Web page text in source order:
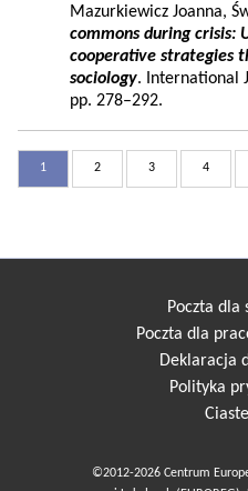
Mazurkiewicz Joanna,
commons during crisis:
cooperative strategies
sociology. International
pp. 278–292.
1 2 3 4
Poczta dla
Poczta dla
Deklaracja
Polityka
©2012-2026 Centrum